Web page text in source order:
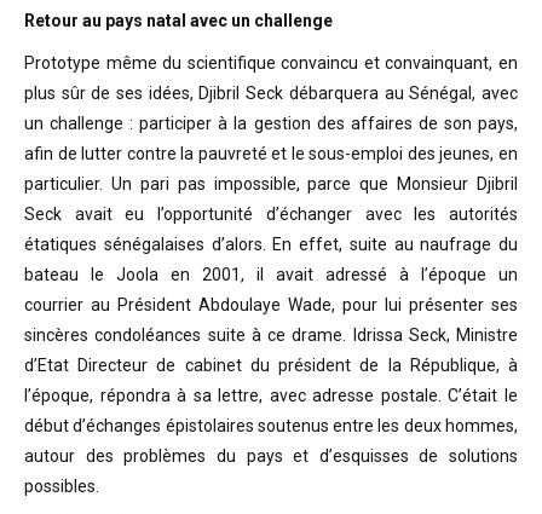
Retour au pays natal avec un challenge
Prototype même du scientifique convaincu et convainquant, en
plus sûr de ses idées, Djibril Seck débarquera au Sénégal, avec
un challenge : participer à la gestion des affaires de son pays,
afin de lutter contre la pauvreté et le sous-emploi des jeunes, en
particulier. Un pari pas impossible, parce que Monsieur Djibril
Seck avait eu l’opportunité d’échanger avec les autorités
étatiques sénégalaises d’alors. En effet, suite au naufrage du
bateau le Joola en 2001, il avait adressé à l’époque un
courrier au Président Abdoulaye Wade, pour lui présenter ses
sincères condoléances suite à ce drame. Idrissa Seck, Ministre
d’Etat Directeur de cabinet du président de
la République, à
l’époque, répondra à sa lettre, avec adresse postale. C’était le
début d’échanges épistolaires soutenus entre les deux hommes,
autour des problèmes du pays et d’esquisses de solutions
possibles.